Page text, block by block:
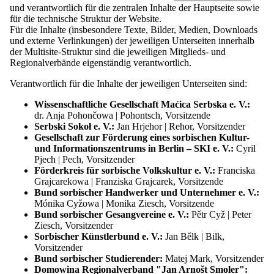
Zur Domowina Hauptseite
Menü schließen
Internationales Folklorefestival ŁUŽICA - ŁUŽYCA -
Unser Festival
Programm
Übersicht: Programm
Festivalorte
Tickets und Eintritt
Mitwirkende und Gruppen
Übersicht: Mitwirkende und Gruppen
Bewerbung für Ensembles
Mediathek
Unterstützer und Partner
Kontakt
Kontrast
Schrift
und verantwortlich für die zentralen Inhalte der Hauptseite sowie
für die technische Struktur der Website.
Für die Inhalte (insbesondere Texte, Bilder, Medien, Downloads
und externe Verlinkungen) der jeweiligen Unterseiten innerhalb
der Multisite-Struktur sind die jeweiligen Mitglieds- und
Regionalverbände eigenständig verantwortlich.
Verantwortlich für die Inhalte der jeweiligen Unterseiten sind:
Wissenschaftliche Gesellschaft Maćica Serbska e. V.:
dr. Anja Pohončowa | Pohontsch, Vorsitzende
Serbski Sokoł e. V.: Jan Hrjehor | Rehor, Vorsitzender
Gesellschaft zur Förderung eines sorbischen Kultur-
und Informationszentrums in Berlin – SKI e. V.: Cyril
Pjech | Pech, Vorsitzender
Förderkreis für sorbische Volkskultur e. V.: Franciska
Grajcarekowa | Franziska Grajcarek, Vorsitzende
Bund sorbischer Handwerker und Unternehmer e. V.:
Mónika Cyžowa | Monika Ziesch, Vorsitzende
Bund sorbischer Gesangvereine e. V.: Pětr Cyž | Peter
Ziesch, Vorsitzender
Sorbischer Künstlerbund e. V.: Jan Bělk | Bilk,
Vorsitzender
Bund sorbischer Studierender: Matej Mark, Vorsitzender
Domowina Regionalverband "Jan Arnošt Smoler":
Anfor­de­rungen entspricht oder um Änderungen unserer
Leistungen darzustellen. Wir empfehlen Ihnen daher, die
Datenschutzinformationen regel­mäßig zu lesen, um über den
Schutz der von uns verarbeiteten personenbezogenen Daten auf
dem Laufenden zu bleiben.
Verantwortlicher
Domowina – Zwězk Łužyskich Serbow | Zwjazk Łužiskich
Serbow | Bund Lausitzer Sorben e. V.
Póstowe naměsto | Postplatz 2
Serbski dom | Haus der Sorben
02625 Budyšin | Bautzen
Telefon: +49 (0)3591 550-102
Telefax: +49 (0)3591 42408
E-Mail:sekretariat@domowina.de
Datenschutzbeauftragter